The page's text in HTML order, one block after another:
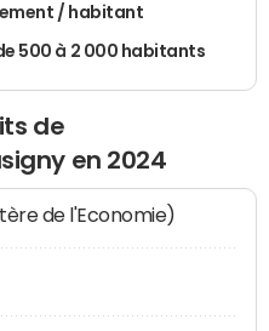
/ habitant
500 à 2 000 habitants
de
en 2024
de l'Economie)